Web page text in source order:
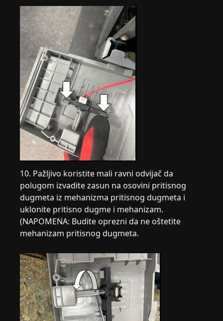
10. Pažljivo koristite mali ravni odvijač da
polugom izvadite zasun na osovini pritisnog
dugmeta iz mehanizma pritisnog dugmeta i
uklonite pritisno dugme i mehanizam.
(NAPOMENA: Budite oprezni da ne oštetite
mehanizam pritisnog dugmeta.